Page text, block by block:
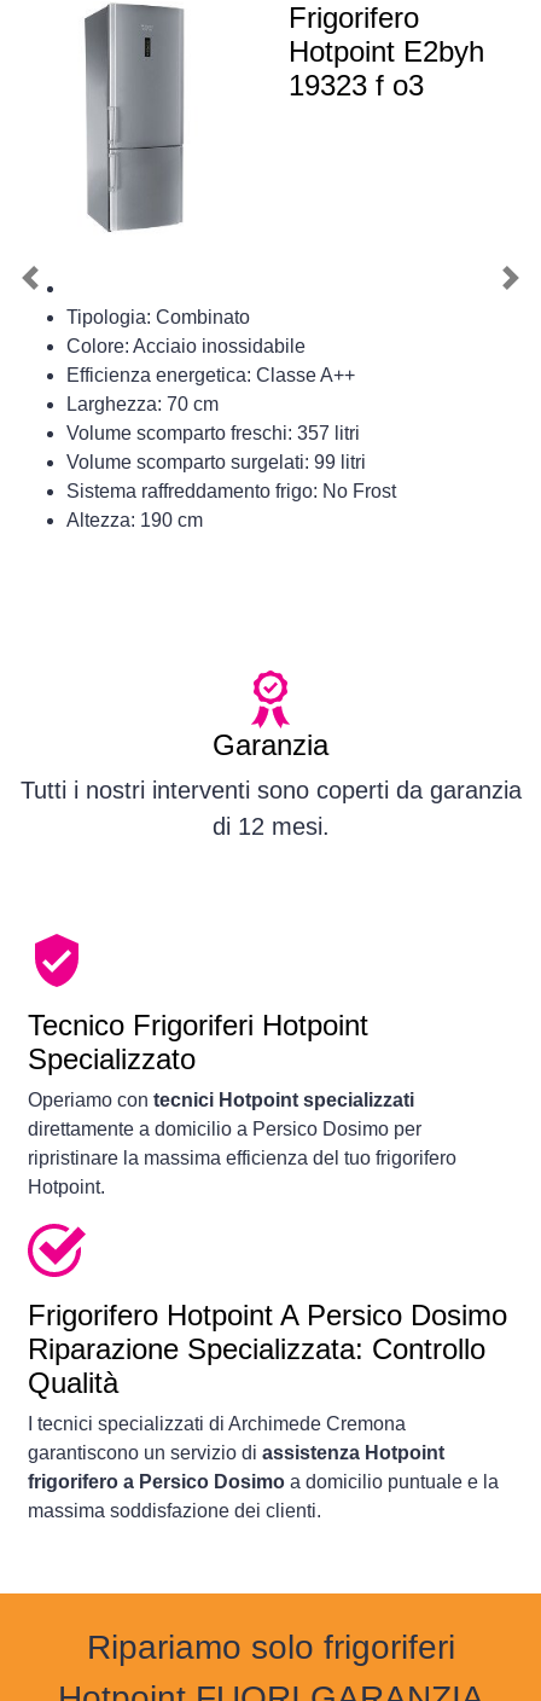
Frigorifero
Hotpoint E2byh
19323 f o3
Tipologia: Combinato
Colore: Acciaio inossidabile
Efficienza energetica: Classe A++
Larghezza: 70 cm
Volume scomparto freschi: 357 litri
Volume scomparto surgelati: 99 litri
Sistema raffreddamento frigo: No Frost
Altezza: 190 cm
Previous
Garanzia
Tutti i nostri interventi sono coperti da garanzia
di 12 mesi.
Tecnico Frigoriferi Hotpoint
Specializzato
Operiamo con tecnici Hotpoint specializzati
direttamente a domicilio a Persico Dosimo per
ripristinare la massima efficienza del tuo frigorifero
Hotpoint.
Frigorifero Hotpoint A Persico Dosimo
Riparazione Specializzata: Controllo
Qualità
I tecnici specializzati di Archimede Cremona
garantiscono un servizio di assistenza Hotpoint
frigorifero a Persico Dosimo a domicilio puntuale e la
massima soddisfazione dei clienti.
Ripariamo solo frigoriferi